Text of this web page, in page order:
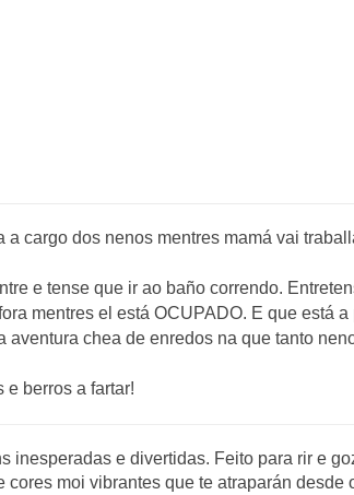
cargo dos nenos mentres mamá vai
e tense que ir ao baño correndo.
mentres el está OCUPADO. E que está
aventura chea de enredos na que tanto
e berros a fartar!
inesperadas e divertidas. Feito para rir e
cores moi vibrantes que te atraparán desde